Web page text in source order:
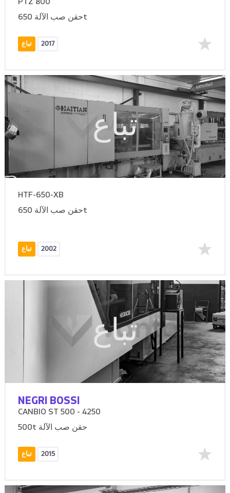
PTZ 800
حقن صب الآلة 650t
تباع 2017
تباع
HTF-650-XB
حقن صب الآلة 650t
تباع 2002
تباع
NEGRI BOSSI
CANBIO ST 500 - 4250
500t حقن صب الآلة
تباع 2015